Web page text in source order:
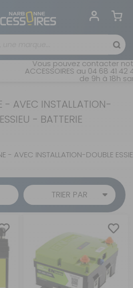
Vous pouvez contacter
ACCESSOIRES au 04 68 41
de 9h à 18h
- AVEC INSTALLATION-
- BATTERIE
- AVEC INSTALLATION-DOUBLE
TRIER PAR